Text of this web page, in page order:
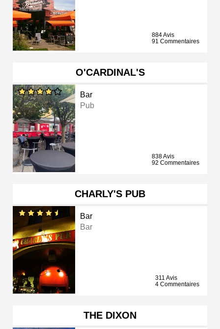
884 Avis
91 Commentaires
O'CARDINAL'S
Bar
Pub
838 Avis
92 Commentaires
CHARLY'S PUB
Bar
Bar
311 Avis
4 Commentaires
THE DIXON